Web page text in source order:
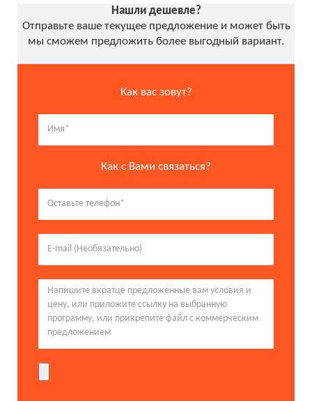
Нашли дешевле?
Отправьте ваше текущее предложение и может быть
мы сможем предложить более выгодный вариант.
Как вас зовут?
Как с Вами связаться?